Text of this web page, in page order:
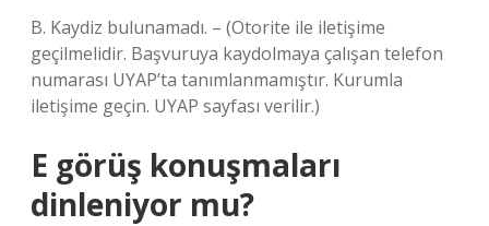
B. Kaydiz bulunamadı. – (Otorite ile iletişime
geçilmelidir. Başvuruya kaydolmaya çalışan telefon
numarası UYAP’ta tanımlanmamıştır. Kurumla
iletişime geçin. UYAP sayfası verilir.)
E görüş konuşmaları
dinleniyor mu?